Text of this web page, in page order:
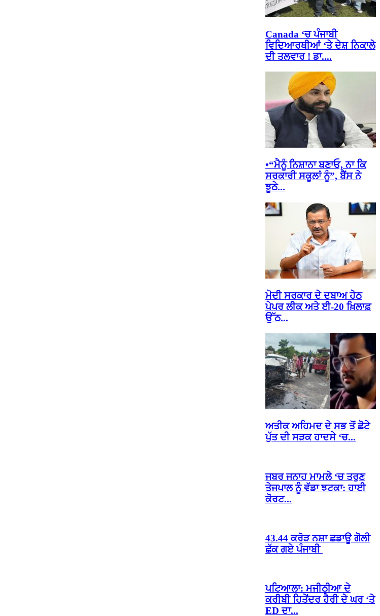
Canada ‘ਚ ਪੰਜਾਬੀ
ਵਿਦਿਆਰਥੀਆਂ ‘ਤੇ ਦੇਸ਼ ਨਿਕਾਲੇ
ਦੀ ਤਲਵਾਰ ! ਡਾ....
•“ਮੈਨੂੰ ਨਿਸ਼ਾਨਾ ਬਣਾਓ, ਨਾ ਕਿ
ਸਰਕਾਰੀ ਸਕੂਲਾਂ ਨੂੰ”, ਬੈਂਸ ਨੇ
ਝੂਠੇ...
ਮੋਦੀ ਸਰਕਾਰ ਦੇ ਦਬਾਅ ਹੇਠ
ਪੇਪਰ ਲੀਕ ਅਤੇ ਈ-20 ਖ਼ਿਲਾਫ਼
ਉੱਠ...
ਅਤੀਕ ਅਹਿਮਦ ਦੇ ਸਭ ਤੋਂ ਛੋਟੇ
ਪੁੱਤ ਦੀ ਸੜਕ ਹਾਦਸੇ ‘ਚ...
ਜਬਰ ਜਨਾਹ ਮਾਮਲੇ ‘ਚ ਤਰੁਣ
ਤੇਜਪਾਲ ਨੂੰ ਵੱਡਾ ਝਟਕਾ: ਹਾਈ
ਕੋਰਟ...
43.44 ਕਰੋੜ ਨਸ਼ਾ ਛਡਾਊ ਗੋਲੀ
ਛੱਕ ਗਏ ਪੰਜਾਬੀ
ਪਟਿਆਲਾ: ਮਜੀਠੀਆ ਦੇ
ਕਰੀਬੀ ਹਿਤੇਂਦਰ ਹੈਰੀ ਦੇ ਘਰ ‘ਤੇ
ED ਦਾ...